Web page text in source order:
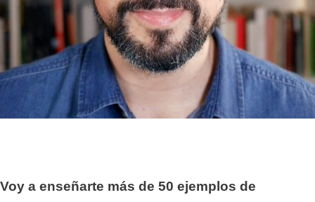
Voy a enseñarte más de 50 ejemplos de